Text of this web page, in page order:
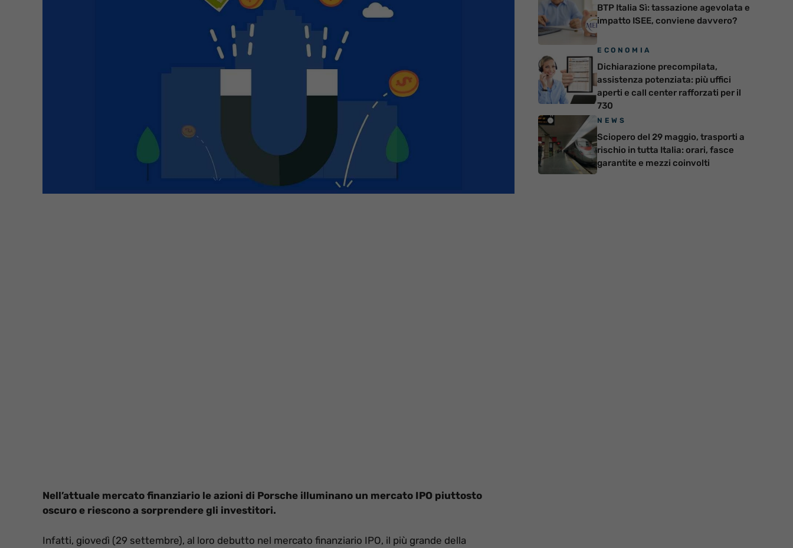
Nell’attuale mercato finanziario le azioni di Porsche illuminano un mercato IPO piuttosto
oscuro e riescono a sorprendere gli investitori.
Infatti, giovedì (29 settembre), al loro debutto nel mercato finanziario IPO, il più grande della
BTP Italia Sì: tassazione agevolata e
impatto ISEE, conviene davvero?
ECONOMIA
Dichiarazione precompilata,
assistenza potenziata: più uffici
aperti e call center rafforzati per il
730
NEWS
Sciopero del 29 maggio, trasporti a
rischio in tutta Italia: orari, fasce
garantite e mezzi coinvolti